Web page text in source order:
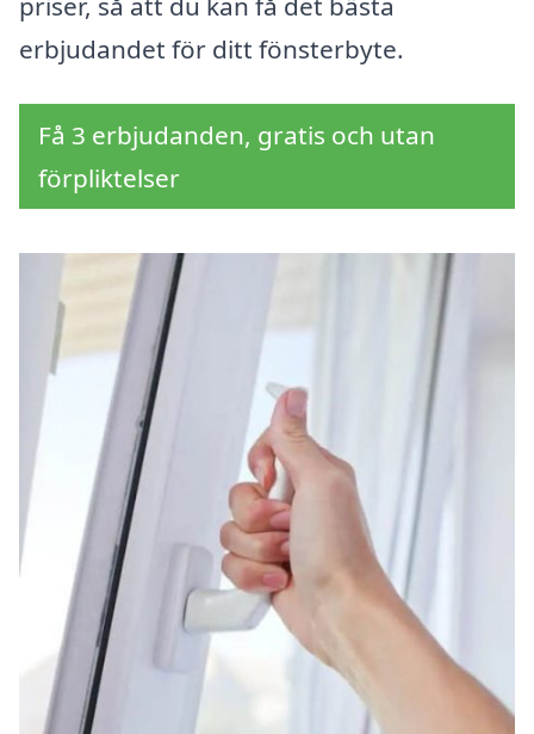
erbjudandet för ditt fönsterbyte.
Få 3 erbjudanden, gratis och utan
förpliktelser